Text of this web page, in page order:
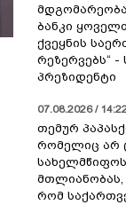
ბანკი
ქვეყნის
რეზერვებს“ -
პრეზიდენტი
07.08.2026 /
თემურ
რომელიც არ
მთლიანობას,
რომ